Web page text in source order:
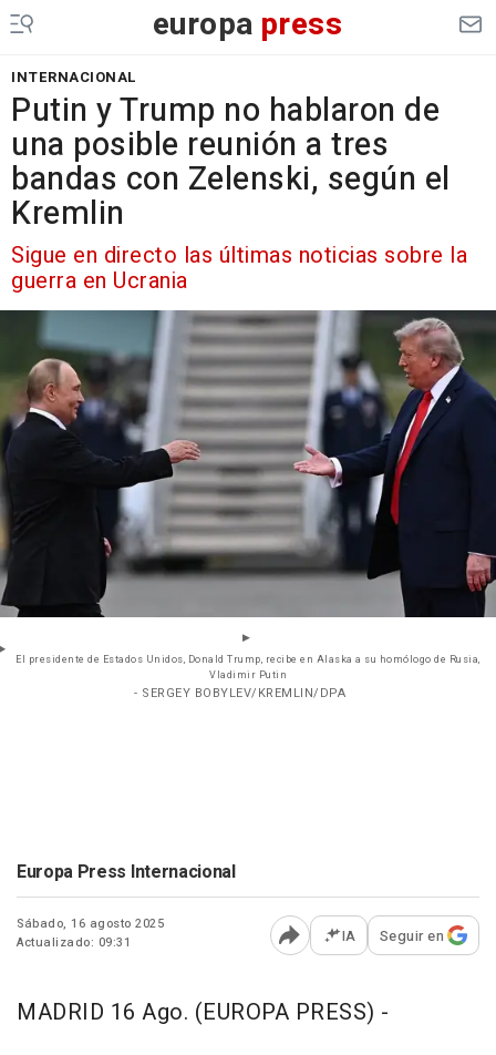
europa press
INTERNACIONAL
Putin y Trump no hablaron de
una posible reunión a tres
bandas con Zelenski, según el
Kremlin
Sigue en directo las últimas noticias sobre la
guerra en Ucrania
El presidente de Estados Unidos, Donald Trump, recibe en Alaska a su homólogo de Rusia,
Vladimir Putin
- SERGEY BOBYLEV/KREMLIN/DPA
Europa Press Internacional
Sábado, 16 agosto 2025
Actualizado: 09:31
Abrir opciones para
IA Seguir en
MADRID 16 Ago. (EUROPA PRESS) -